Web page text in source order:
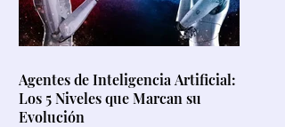
Agentes de Inteligencia Artificial:
Los 5 Niveles que Marcan su
Evolución